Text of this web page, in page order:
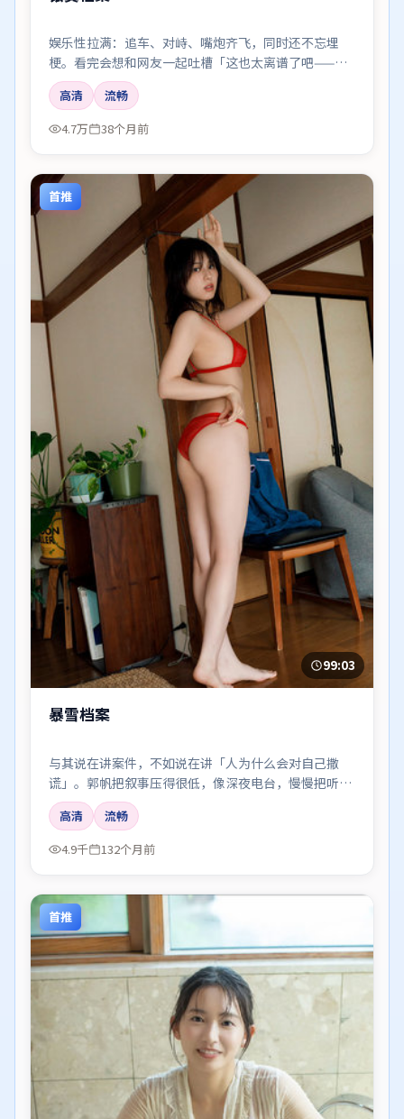
娱乐性拉满：追车、对峙、嘴炮齐飞，同时还不忘埋
梗。看完会想和网友一起吐槽「这也太离谱了吧——但
好爽」。
高清
流畅
4.7万
38个月前
首推
99:03
暴雪档案
与其说在讲案件，不如说在讲「人为什么会对自己撒
谎」。郭帆把叙事压得很低，像深夜电台，慢慢把听众
引进雾里。
高清
流畅
4.9千
132个月前
首推